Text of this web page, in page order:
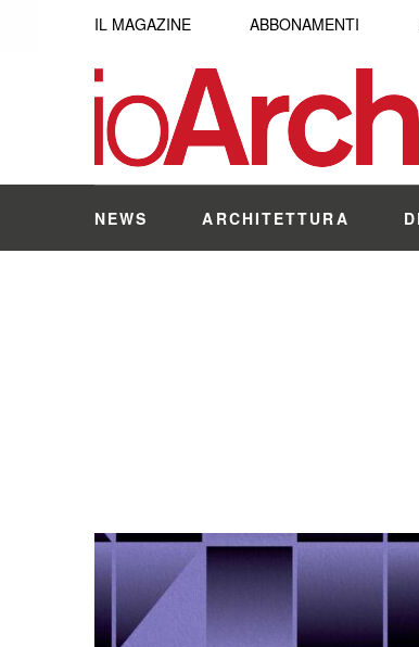
IL MAGAZINE ABBONAMENTI
NEWS ARCHITETTURA